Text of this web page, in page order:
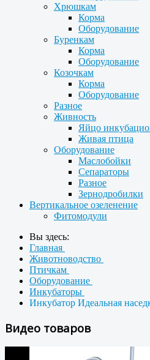
Хрюшкам
Корма
Оборудование
Буренкам
Корма
Оборудование
Козочкам
Корма
Оборудование
Разное
Живность
Яйцо
Живая птица
Оборудование
Маслобойки
Сепараторы
Разное
Зернодробилки
Вертикальное озеленение
Фитомодули
Вы здесь:
Главная
Животноводство
Птичкам
Оборудование
Инкубаторы
Инкубатор Идеальная
Видео товаров